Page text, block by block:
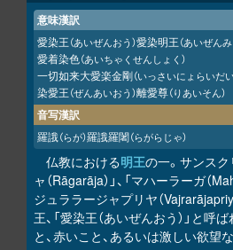
意味漢訳
愛染王（あいぜんおう）愛染明王（あいぜん
愛着染色（あいちゃくせんしょく）
一切如来大愛楽金剛（いっさいにょらいだ
染愛王（ぜんあいおう）離愛尊（りあいそん）
音写漢訳
羅誐（らが）羅誐羅闍（らがらじゃ）
仏教における明王の一。サンス
ャ（Rāgarāja）」、「マハーラーガ（
ジュララージャプリヤ（
王、「愛染王（あいぜんおう）」と呼
と、赤いこと、あるいは激しい欲望